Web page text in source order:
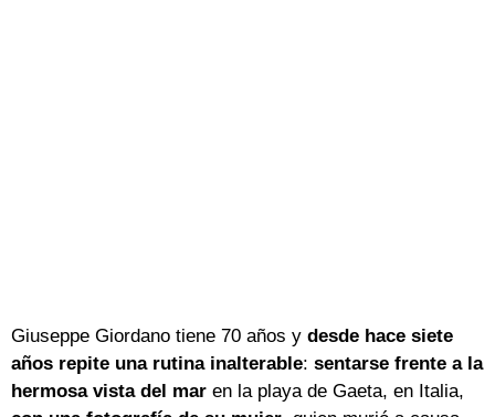
Giuseppe Giordano tiene 70 años y desde hace siete
años repite una rutina inalterable: sentarse frente a la
hermosa vista del mar en la playa de Gaeta, en Italia,